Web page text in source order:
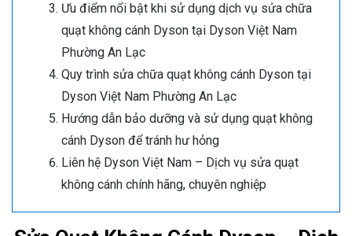
Ưu điểm nổi bật khi sử dụng dịch vụ sửa chữa
quạt không cánh Dyson tại Dyson Việt Nam
Phường An Lạc
Quy trình sửa chữa quạt không cánh Dyson tại
Dyson Việt Nam Phường An Lạc
Hướng dẫn bảo dưỡng và sử dụng quạt không
cánh Dyson để tránh hư hỏng
Liên hệ Dyson Việt Nam – Dịch vụ sửa quạt
không cánh chính hãng, chuyên nghiệp